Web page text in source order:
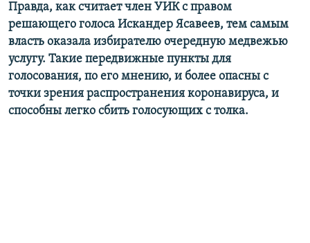
Правда, как считает член УИК с правом
решающего голоса Искандер Ясавеев, тем самым
власть оказала избирателю очередную медвежью
услугу. Такие передвижные пункты для
голосования, по его мнению, и более опасны с
точки зрения распространения коронавируса, и
способны легко сбить голосующих с толка.